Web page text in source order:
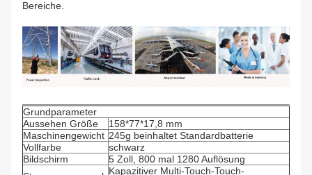
Bereiche.
Grundparameter
Aussehen Größe
158*77*17,8 mm
Maschinengewicht 245g beinhaltet Standardbatterie
Vollfarbe
schwarz
Bildschirm
5 Zoll, 800 mal 1280 Auflösung
Kapazitiver Multi-Touch-Touch-